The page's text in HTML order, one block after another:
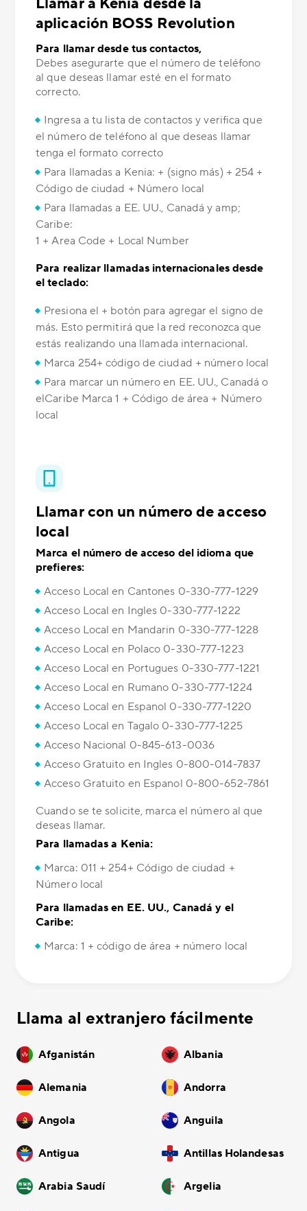
aplicación BOSS Revolution
Para llamar desde tus contactos,
Debes asegurarte que el número de teléfono
al que deseas llamar esté en el formato
correcto.
Ingresa a tu lista de contactos y verifica que
el número de teléfono al que deseas llamar
tenga el formato correcto
Para llamadas a Kenia: + (signo más) + 254 +
Código de ciudad + Número local
Para llamadas a EE. UU., Canadá y amp;
Caribe:
1 + Area Code + Local Number
Para realizar llamadas internacionales desde
el teclado:
Presiona el + botón para agregar el signo de
más. Esto permitirá que la red reconozca que
estás realizando una llamada internacional.
Marca 254+ código de ciudad + número local
Para marcar un número en EE. UU., Canadá o
elCaribe Marca 1 + Código de área + Número
local
Llamar con un número de acceso
local
Marca el número de acceso del idioma que
prefieres:
Acceso Local en Cantones 0-330-777-1229
Acceso Local en Ingles 0-330-777-1222
Acceso Local en Mandarin 0-330-777-1228
Acceso Local en Polaco 0-330-777-1223
Acceso Local en Portugues 0-330-777-1221
Acceso Local en Rumano 0-330-777-1224
Acceso Local en Espanol 0-330-777-1220
Acceso Local en Tagalo 0-330-777-1225
Acceso Nacional 0-845-613-0036
Acceso Gratuito en Ingles 0-800-014-7837
Acceso Gratuito en Espanol 0-800-652-7861
Cuando se te solicite, marca el número al que
deseas llamar.
Para llamadas a Kenia:
Marca: 011 + 254+ Código de ciudad +
Número local
Para llamadas en EE. UU., Canadá y el
Caribe:
Marca: 1 + código de área + número local
Llama al extranjero fácilmente
Afganistán Albania
Alemania Andorra
Angola Anguila
Antigua Antillas Holandesas
Arabia Saudí Argelia